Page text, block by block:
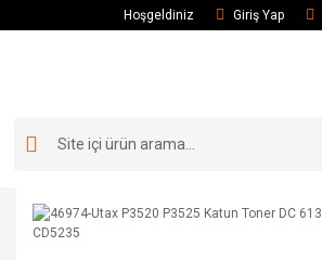
Hoşgeldiniz Giriş Yap